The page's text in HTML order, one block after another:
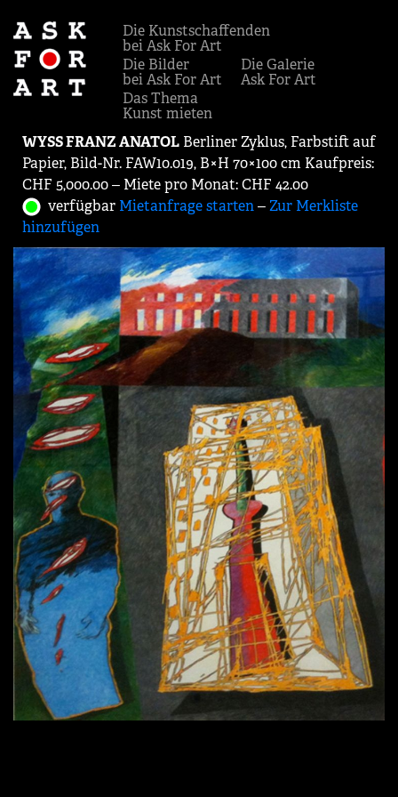
Die Kunstschaffenden
bei Ask For Art
Die Bilder
bei Ask For Art
Die Galerie
Ask For Art
Das Thema
Kunst mieten
WYSS FRANZ ANATOL Berliner Zyklus, Farbstift auf
Papier, Bild-Nr. FAW10.019, B×H 70×100 cm Kaufpreis:
CHF 5,000.00 ‒ Miete pro Monat: CHF 42.00
verfügbar Mietanfrage starten‒Zur Merkliste
hinzufügen